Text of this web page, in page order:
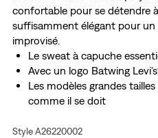
confortable pour se détendre
suffisamment élégant pour un
improvisé.
Le sweat à capuche
Avec un logo Batwing
Les modèles grandes
comme il se doit
Style A26220002